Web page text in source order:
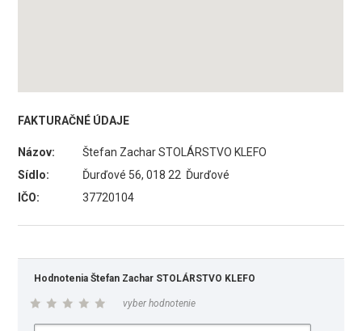
FAKTURAČNÉ ÚDAJE
Názov:
Štefan Zachar STOLÁRSTVO KLEFO
Sídlo:
Ďurďové 56, 018 22 Ďurďové
IČO:
37720104
Hodnotenia Štefan Zachar STOLÁRSTVO KLEFO
vyber hodnotenie